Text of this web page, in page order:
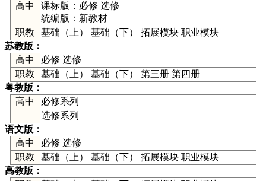
高中
课标版： 必修 选修
统编版： 新教材
职教
基础（上） 基础（下） 拓展模块 职业模块
苏教版 ：
高中
必修 选修
职教
基础（上） 基础（下） 第三册 第四册
粤教版 ：
高中
必修系列
选修系列
语文版 ：
高中
必修 选修
职教
基础（上） 基础（下） 拓展模块 职业模块
高教版 ：